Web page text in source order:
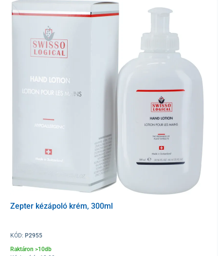
Ez a folyamat biztosítja a fotokémiai reakciók helyes lefolyását,
amelyek fontosak a bőr biológiai működéséhez.
Medolight BluDoc eszköz használata
Bőr előkészítése kozmetikai kezelések előtt, valamint a
kozmetikai termékek hatékonyságának fokozása
Problémás bőr kezelése
A bőr minőségének javítása
Zepter kézápoló krém, 300ml
KÓD: P2955
Raktáron >10db